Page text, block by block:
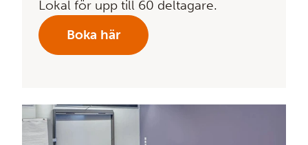
Lokal för upp till 60 deltagare.
Boka här